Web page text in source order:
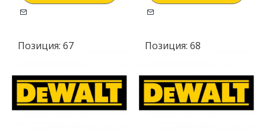
Позиция: 67 Позиция: 68